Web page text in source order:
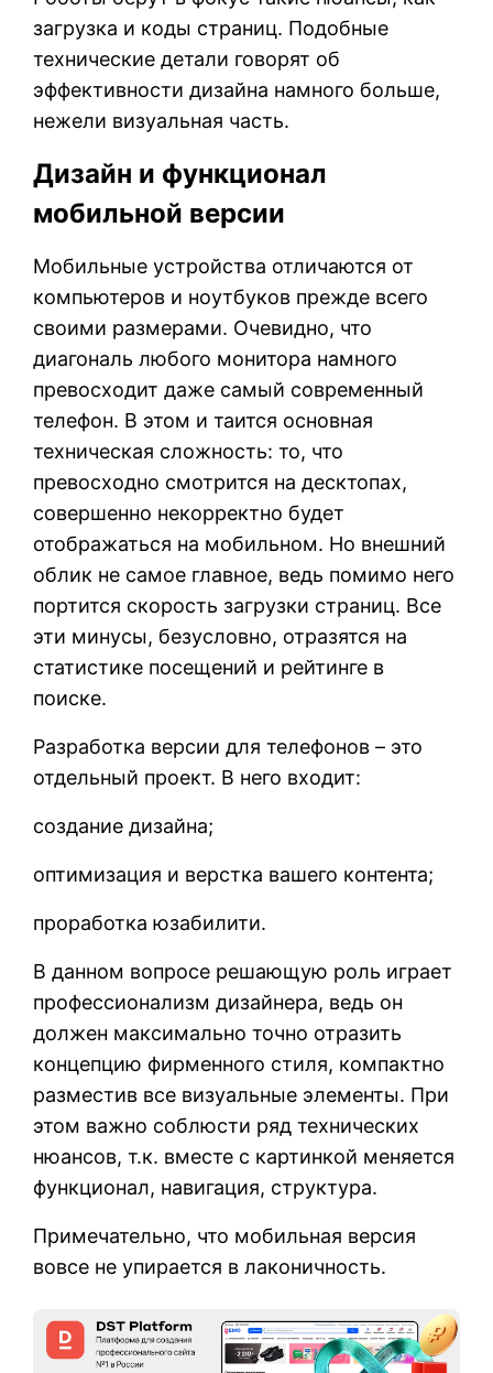
загрузка и коды страниц. Подобные
технические детали говорят об
эффективности дизайна намного больше,
нежели визуальная часть.
Дизайн и функционал
мобильной версии
Мобильные устройства отличаются от
компьютеров и ноутбуков прежде всего
своими размерами. Очевидно, что
диагональ любого монитора намного
превосходит даже самый современный
телефон. В этом и таится основная
техническая сложность: то, что
превосходно смотрится на десктопах,
совершенно некорректно будет
отображаться на мобильном. Но внешний
облик не самое главное, ведь помимо него
портится скорость загрузки страниц. Все
эти минусы, безусловно, отразятся на
статистике посещений и рейтинге в
поиске.
Разработка версии для телефонов – это
отдельный проект. В него входит:
создание дизайна;
оптимизация и верстка вашего контента;
проработка юзабилити.
В данном вопросе решающую роль играет
профессионализм дизайнера, ведь он
должен максимально точно отразить
концепцию фирменного стиля, компактно
разместив все визуальные элементы. При
этом важно соблюсти ряд технических
нюансов, т.к. вместе с картинкой меняется
функционал, навигация, структура.
Примечательно, что мобильная версия
вовсе не упирается в лаконичность.